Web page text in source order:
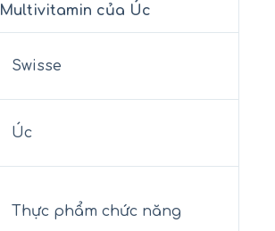
Multivitamin của Úc
Swisse
Úc
Thực phẩm chức năng